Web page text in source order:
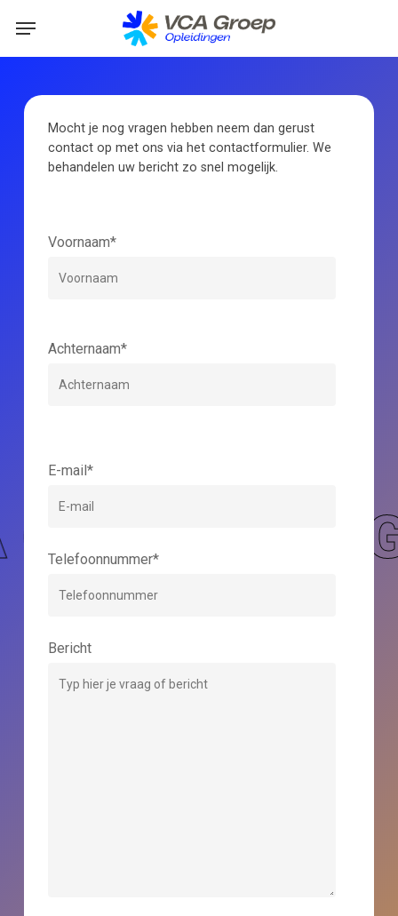
content
Menu
Mocht je nog vragen hebben neem dan gerust
contact op met ons via het contactformulier. We
behandelen uw bericht zo snel mogelijk.
Voornaam*
Achternaam*
E-mail*
Telefoonnummer*
Bericht
VCA